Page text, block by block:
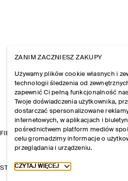
FIRMA
STREFA KLIENTA
ZANIM ZACZNIESZ ZAKUPY
Używamy plików cookie własnych i
technologii śledzenia od
zapewnić Ci pełną funkcjonalność
Twoje doświadczenia użytkownika,
dostarczać spersonalizowane
internetowych, w aplikacjach i
pośrednictwem platform mediów
celu gromadzimy informacje o
przeglądania i urządzeniu.
Toggle more cookie information
CZYTAJ WIĘCEJ